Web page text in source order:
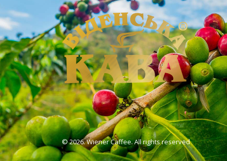
©2026. Wiener Caffee. All rights reserved